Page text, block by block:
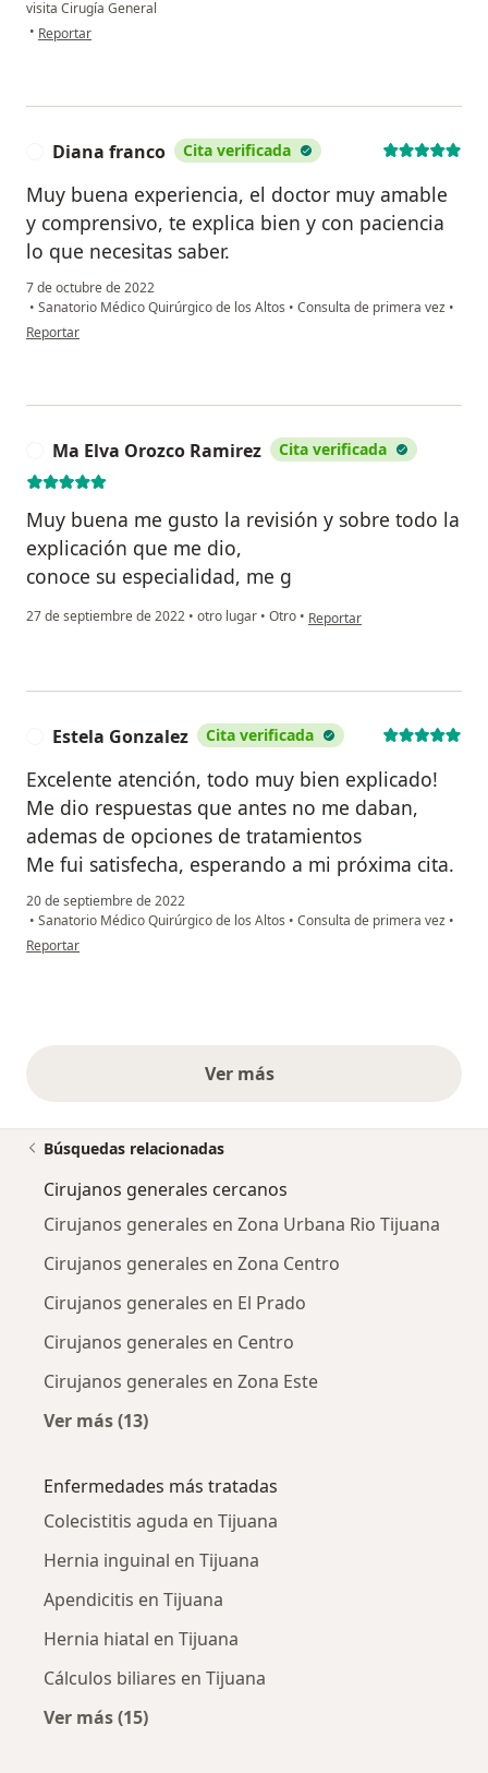
visita Cirugía General
• en opinión del usuario Pilar ledezma
Reportar
Diana franco Cita verificada
Muy buena experiencia, el doctor muy amable
y comprensivo, te explica bien y con paciencia
lo que necesitas saber.
7 de octubre de 2022
• Sanatorio Médico Quirúrgico de los Altos • Consulta de primera vez •
en opinión del usuario Diana franco
Reportar
Ma Elva Orozco Ramirez Cita verificada
Muy buena me gusto la revisión y sobre todo la
explicación que me dio,
conoce su especialidad, me g
27 de septiembre de 2022 • otro lugar • Otro • en opinión del usuario Ma
Reportar
Estela Gonzalez Cita verificada
Excelente atención, todo muy bien explicado!
Me dio respuestas que antes no me daban,
ademas de opciones de tratamientos
Me fui satisfecha, esperando a mi próxima cita.
20 de septiembre de 2022
• Sanatorio Médico Quirúrgico de los Altos • Consulta de primera vez •
en opinión del usuario Estela Gonzalez
Reportar
Ver másopiniones anteriores
Búsquedas relacionadas
Cirujanos generales cercanos
Cirujanos generales en Zona Urbana Rio Tijuana
Cirujanos generales en Zona Centro
Cirujanos generales en El Prado
Cirujanos generales en Centro
Cirujanos generales en Zona Este
Ver más (13)
Enfermedades más tratadas
Colecistitis aguda en Tijuana
Hernia inguinal en Tijuana
Apendicitis en Tijuana
Hernia hiatal en Tijuana
Cálculos biliares en Tijuana
Ver más (15)